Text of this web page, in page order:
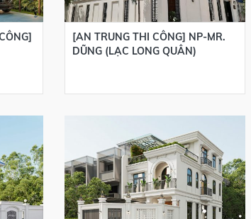
[AN TRUNG THI CÔNG] NP-MR.
DŨNG (LẠC LONG QUÂN)